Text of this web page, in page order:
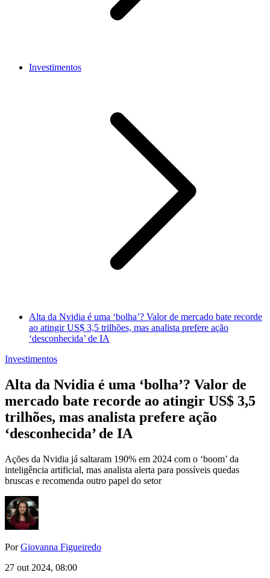
Investimentos
Alta da Nvidia é uma ‘bolha’? Valor de mercado bate recorde
ao atingir US$ 3,5 trilhões, mas analista prefere ação
‘desconhecida’ de IA
Investimentos
Alta da Nvidia é uma ‘bolha’? Valor de
mercado bate recorde ao atingir US$ 3,5
trilhões, mas analista prefere ação
‘desconhecida’ de IA
Ações da Nvidia já saltaram 190% em 2024 com o ‘boom’ da
inteligência artificial, mas analista alerta para possíveis quedas
bruscas e recomenda outro papel do setor
PorGiovanna Figueiredo
27 out 2024, 08:00